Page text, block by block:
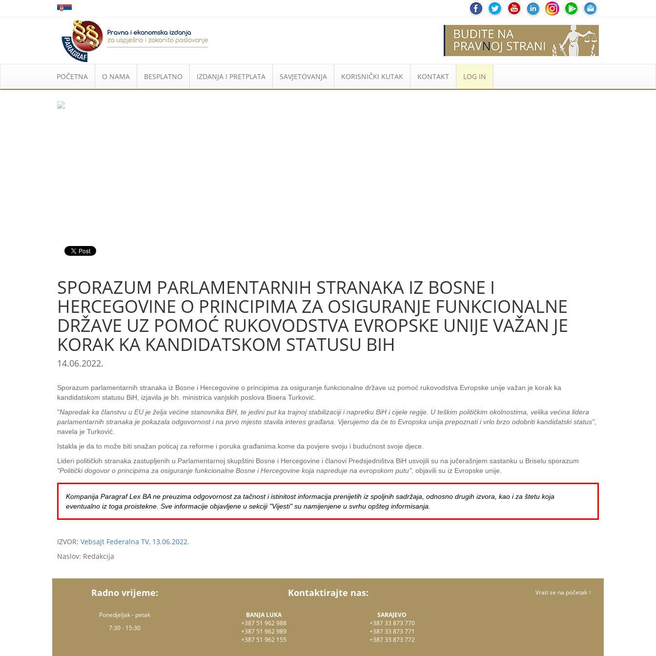
POČETNA O NAMA BESPLATNO IZDANJA I PRETPLATA SAVJETOVANJA KORISNIČKI KUTAK KONTAKT LOG IN
SPORAZUM PARLAMENTARNIH STRANAKA IZ BOSNE I
HERCEGOVINE O PRINCIPIMA ZA OSIGURANJE FUNKCIONALNE
DRŽAVE UZ POMOĆ RUKOVODSTVA EVROPSKE UNIJE VAŽAN JE
KORAK KA KANDIDATSKOM STATUSU BIH
14.06.2022.
Sporazum parlamentarnih stranaka iz Bosne i Hercegovine o principima za osiguranje funkcionalne države uz pomoć rukovodstva Evropske unije važan je korak ka
kandidatskom statusu BiH, izjavila je bh. ministrica vanjskih poslova Bisera Turković.
"Napredak ka članstvu u EU je želja većine stanovnika BiH, te jedini put ka trajnoj stabilizaciji i napretku BiH i cijele regije. U teškim političkim okolnostima, velika većina lidera
parlamentarnih stranaka je pokazala odgovornost i na prvo mjesto stavila interes građana. Vjerujemo da će to Evropska unija prepoznati i vrlo brzo odobriti kandidatski status",
navela je Turković.
Istakla je da to može biti snažan poticaj za reforme i poruka građanima kome da povjere svoju i budućnost svoje djece.
Lideri političkih stranaka zastupljenih u Parlamentarnoj skupštini Bosne i Hercegovine i članovi Predsjedništva BiH usvojili su na jučerašnjem sastanku u Briselu sporazum
"Politički dogovor o principima za osiguranje funkcionalne Bosne i Hercegovine koja napreduje na evropskom putu", objavili su iz Evropske unije.
Kompanija Paragraf Lex BA ne preuzima odgovornost za tačnost i istinitost informacija prenijetih iz spoljnih sadržaja, odnosno drugih izvora, kao i za štetu koja
eventualno iz toga proistekne. Sve informacije objavljene u sekciji "Vijesti" su namijenjene u svrhu opšteg informisanja.
IZVOR: Vebsajt Federalna TV, 13.06.2022.
Naslov: Redakcija
Radno vrijeme:
Ponedjeljak - petak
7:30 - 15:30
Kontaktirajte nas:
BANJA LUKA
+387 51 962 988
+387 51 962 989
+387 51 962 155
SARAJEVO
+387 33 873 770
+387 33 873 771
+387 33 873 772
Vrati se na početak ↑